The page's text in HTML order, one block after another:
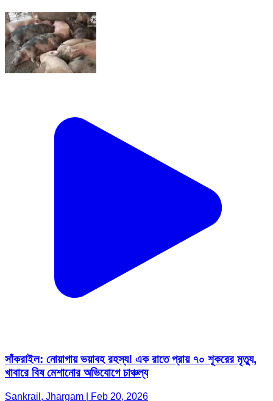
সাঁকরাইল: নোয়াগায় ভয়াবহ রহস্য! এক রাতে প্রায় ৭০ শূকরের মৃত্যু,
খাবারে বিষ মেশানোর অভিযোগে চাঞ্চল্য
Sankrail, Jhargam | Feb 20, 2026